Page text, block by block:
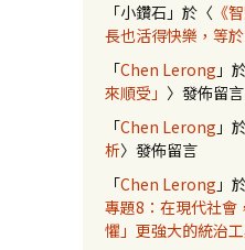
「小鑽石 」於〈 《
長也活得快樂，等
「Chen Lerong 」
來順受」 〉發佈留言
「Chen Lerong 」
析〉發佈留言
「Chen Lerong 」
專題8：在現代社會
懼」更強大的統治